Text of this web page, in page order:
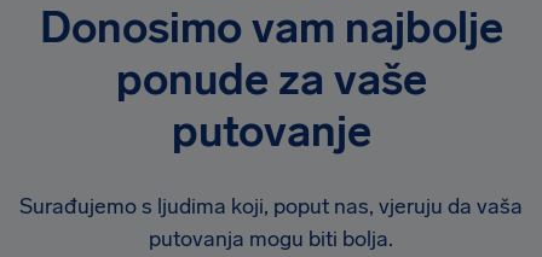
Donosimo vam najbolje
ponude za vaše
putovanje
Surađujemo s ljudima koji, poput nas, vjeruju da vaša
putovanja mogu biti bolja.